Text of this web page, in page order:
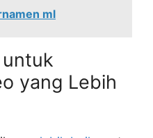
ml
yang Lebih